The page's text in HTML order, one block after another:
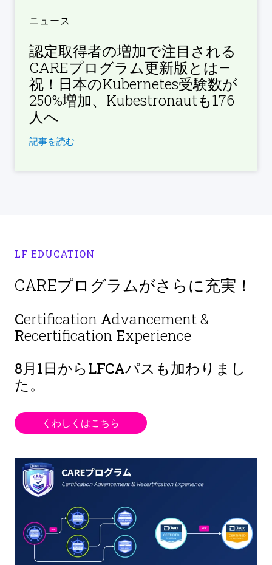
ニュース
認定取得者の増加で注目される
CAREプログラム更新版とは—
祝！日本のKubernetes受験数が
250%増加、Kubestronautも176
人へ
記事を読む
LF EDUCATION
CAREプログラムがさらに充実！
Certification Advancement &
Recertification Experience
8月1日からLFCAパスも加わりまし
た。
くわしくはこちら